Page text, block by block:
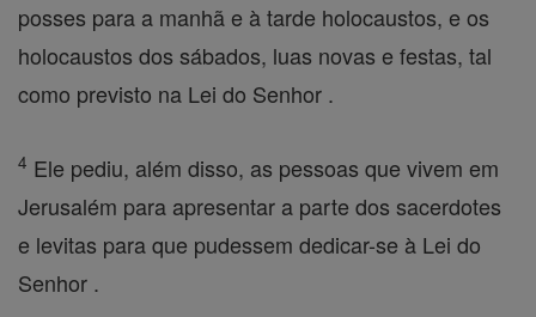
posses para a manhã e à tarde holocaustos, e os
holocaustos dos sábados, luas novas e festas, tal
como previsto na Lei do Senhor .
4 Ele pediu, além disso, as pessoas que vivem em
Jerusalém para apresentar a parte dos sacerdotes
e levitas para que pudessem dedicar-se à Lei do
Senhor .